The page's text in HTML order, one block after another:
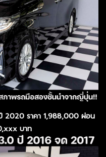
ปี 2020 ราคา 1,988,000 ผ่อน
บาท